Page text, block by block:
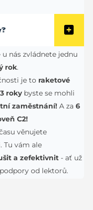
u nás zvládnete jednu
rok.
je to raketové
3 rokybyste se mohli
zaměstnání! A za6
C2!
věnujete
Tu vám ale
a zefektivnit - ať už
od lektorů.